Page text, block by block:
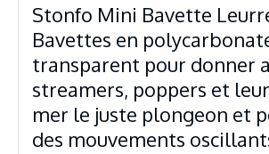
Stonfo Mini Bavette
Bavettes en
transparent pour donner
streamers, poppers et
mer le juste plongeon et
des mouvements